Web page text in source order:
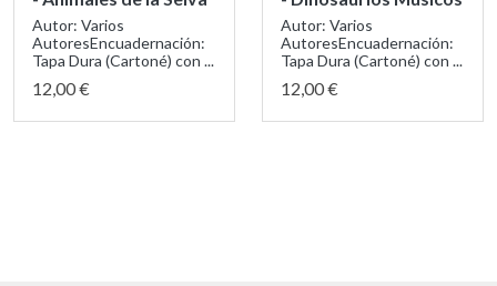
Autor: Varios
AutoresEncuadernación:
Tapa Dura (Cartoné) con ...
12,00 €
Autor: Varios
AutoresEncuadernación:
Tapa Dura (Cartoné) con ...
12,00 €